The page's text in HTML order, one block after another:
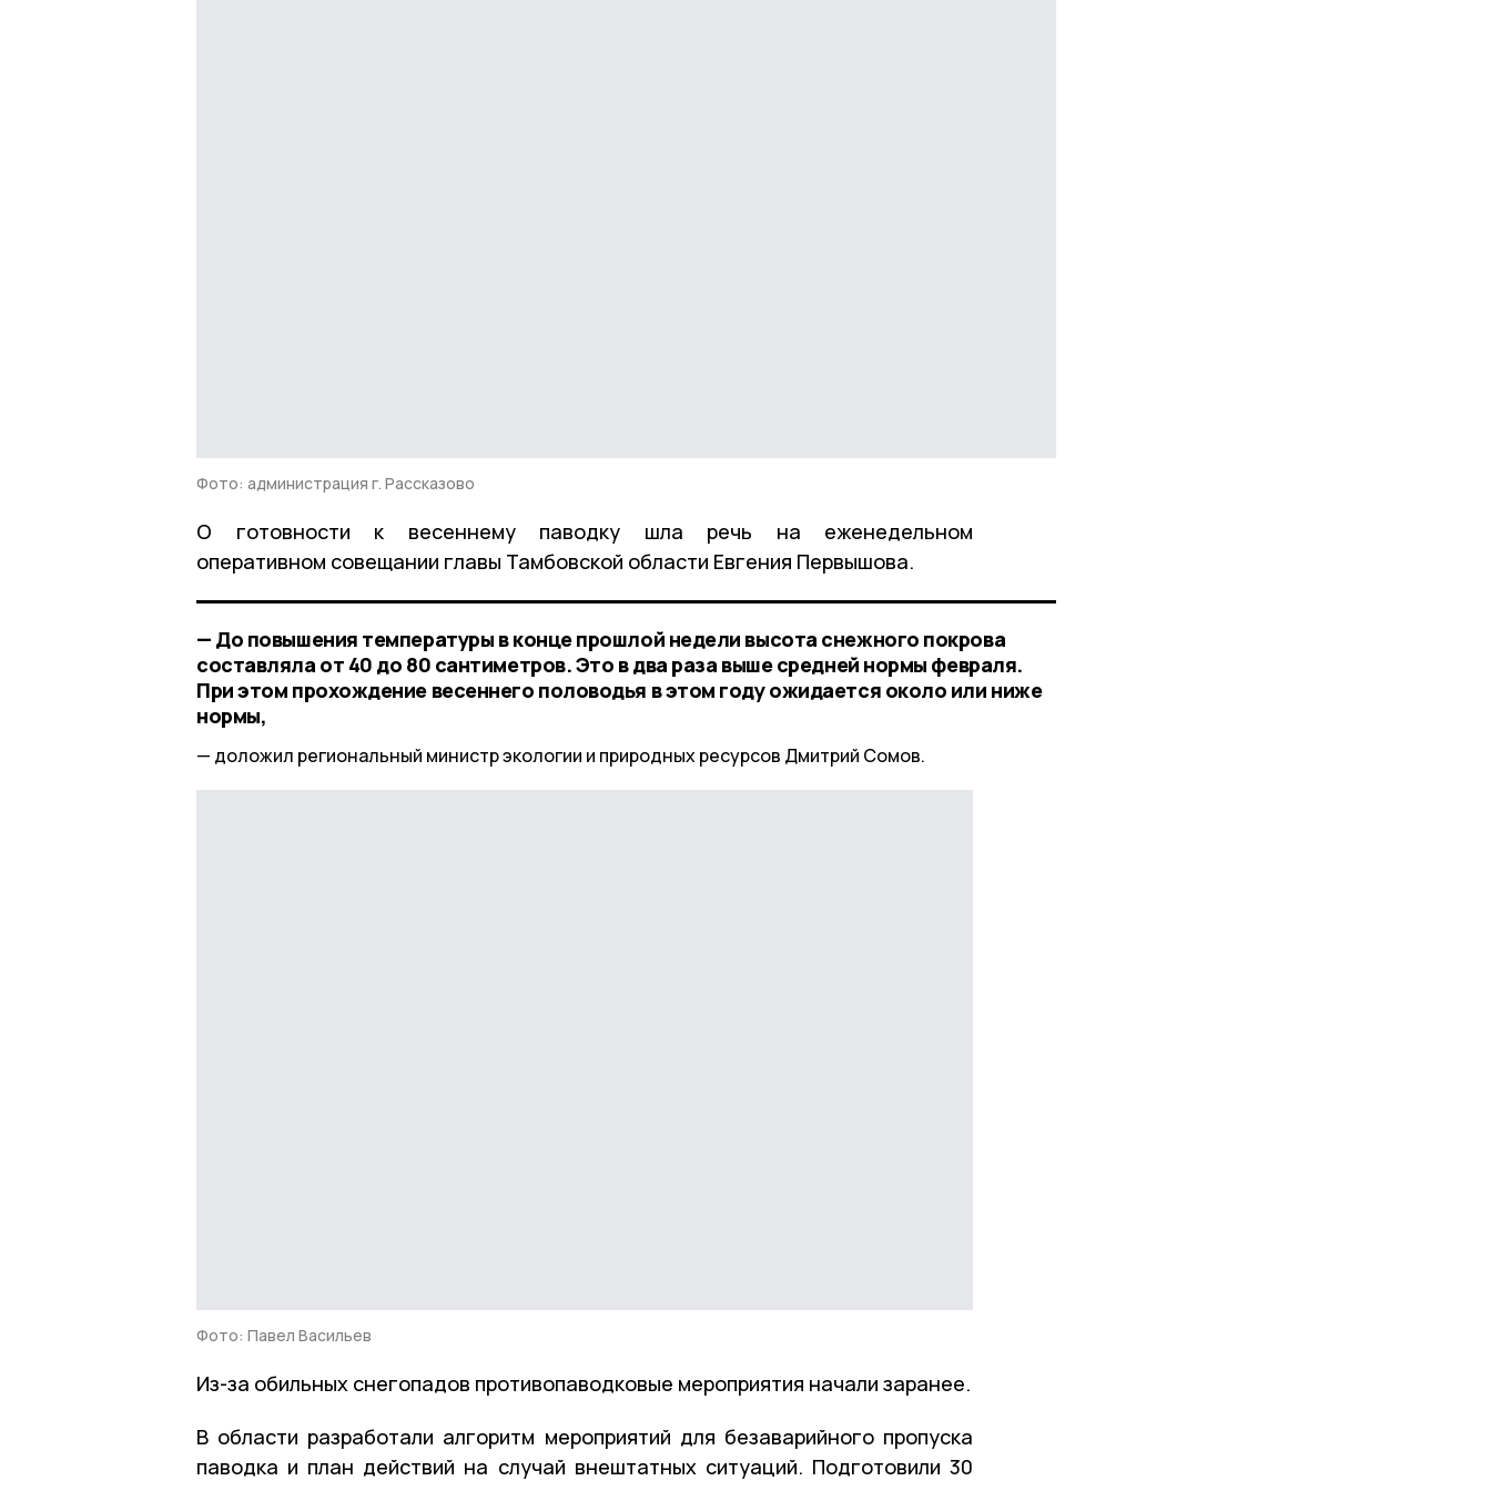
Фото: администрация г. Рассказово
О готовности к весеннему паводку шла речь на еженедельном
оперативном совещании главы Тамбовской области Евгения Первышова.
— До повышения температуры в конце прошлой недели высота снежного покрова
составляла от 40 до 80 сантиметров. Это в два раза выше средней нормы февраля.
При этом прохождение весеннего половодья в этом году ожидается около или ниже
нормы,
доложил региональный министр экологии и природных ресурсов Дмитрий Сомов.
Фото: Павел Васильев
Из-за обильных снегопадов противопаводковые мероприятия начали заранее.
В области разработали алгоритм мероприятий для безаварийного пропуска
паводка и план действий на случай внештатных ситуаций. Подготовили 30